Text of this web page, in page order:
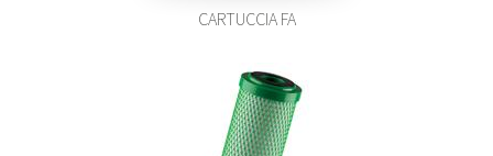
CARTUCCIA FA